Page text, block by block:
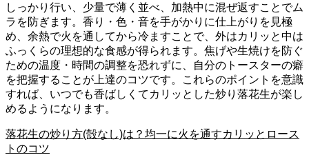
しっかり行い、少量で薄く並べ、加熱中に混ぜ返すことでム
ラを防ぎます。香り・色・音を手がかりに仕上がりを見極
め、余熱で火を通してから冷ますことで、外はカリッと中は
ふっくらの理想的な食感が得られます。焦げや生焼けを防ぐ
ための温度・時間の調整を恐れずに、自分のトースターの癖
を把握することが上達のコツです。これらのポイントを意識
すれば、いつでも香ばしくてカリッとした炒り落花生が楽し
めるようになります。
落花生の炒り方(殻なし)は？均一に火を通すカリッとロース
トのコツ